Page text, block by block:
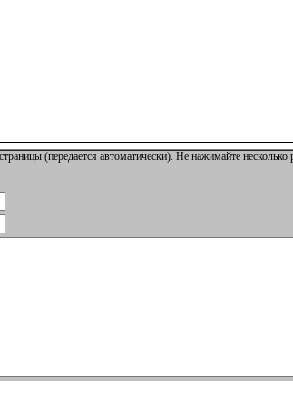
(передается автоматически). Не нажимайте несколько